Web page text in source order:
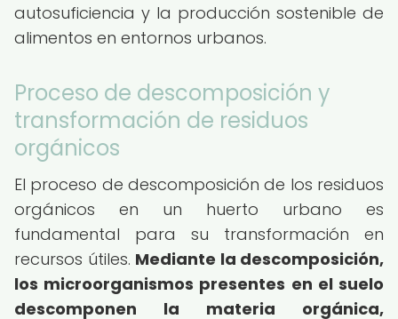
autosuficiencia y la producción sostenible de
alimentos en entornos urbanos.
Proceso de descomposición y
transformación de residuos
orgánicos
El proceso de descomposición de los residuos
orgánicos en un huerto urbano es
fundamental para su transformación en
recursos útiles. Mediante la descomposición,
los microorganismos presentes en el suelo
descomponen la materia orgánica,